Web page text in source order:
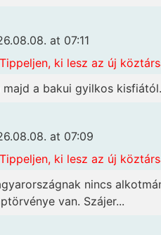
at 07:11
Tippeljen, ki lesz az új
majd a bakui gyilkos
at 07:09
Tippeljen, ki lesz az új
nincs
van. Szájer...